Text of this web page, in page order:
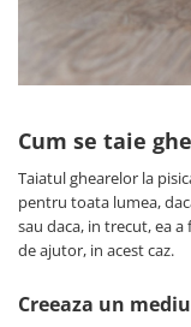
Litiere Pisici
Jucării Pisici
Zgărzi & Hamuri
Hrană Păsări
Meniuri Păsări
Suplimente Nutritive
Delicii Păsări
Îngrijire Păsări
Cum se taie
Taiatul ghearelor la
pentru toata lumea,
sau daca, in trecut, ea
de ajutor, in acest caz.
Creeaza un